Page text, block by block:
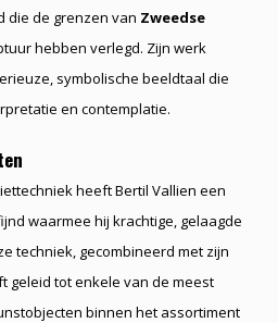
die de grenzen van Zweedse
hebben verlegd. Zijn werk
symbolische beeldtaal die
en contemplatie.
heeft Bertil Vallien een
waarmee hij krachtige, gelaagde
techniek, gecombineerd met zijn
geleid tot enkele van de meest
binnen het assortiment